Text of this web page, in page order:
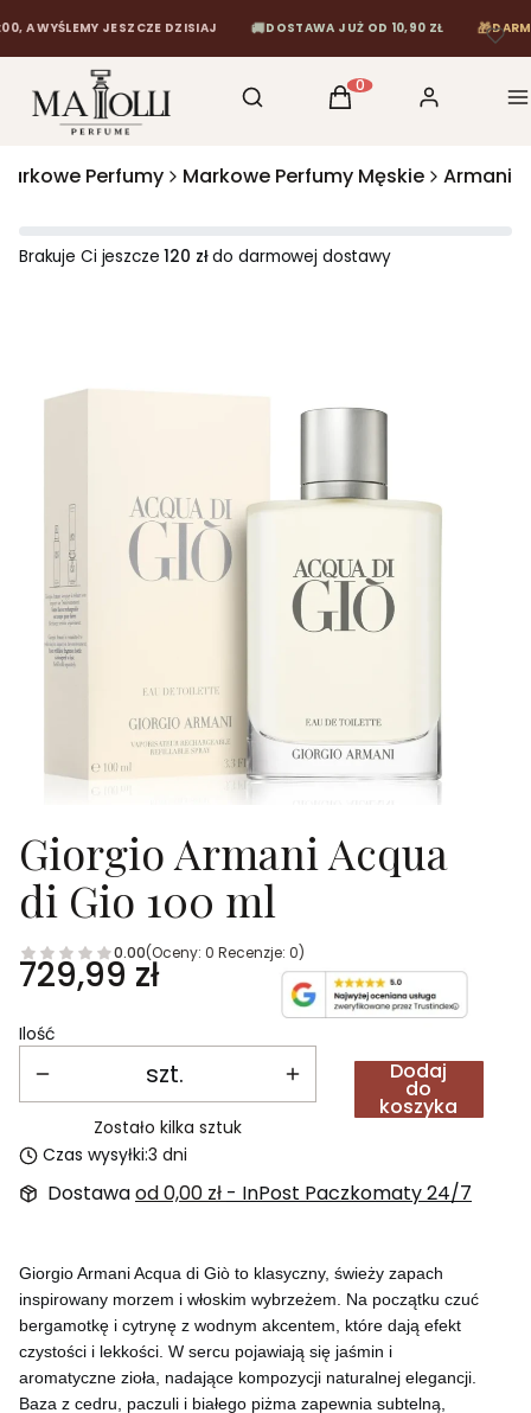
JESZCZE DZISIAJ DOSTAWA JUŻ OD 10,90 ZŁ
Otwórz wyszukiwarkę
Szukaj Produkty w koszyku:
Koszyk Zaloguj się
Perfumy Markowe Perfumy Męskie Armani
Brakuje Ci jeszcze120 złdo darmowej dostawy
Giorgio Armani Acqua
di Gio 100 ml
0.00(Oceny: 0 Recenzje: 0)
Cena
729,99 zł
Ilość
szt.
Zostało kilka sztuk
Dodaj
do
koszyka
Czas wysyłki:3 dni
Dostawaod 0,00 zł - InPost Paczkomaty 24/7
Giorgio Armani Acqua di Giò to klasyczny, świeży zapach
inspirowany morzem i włoskim wybrzeżem. Na początku czuć
bergamotkę i cytrynę z wodnym akcentem, które dają efekt
czystości i lekkości. W sercu pojawiają się jaśmin i
aromatyczne zioła, nadające kompozycji naturalnej elegancji.
Baza z cedru, paczuli i białego piżma zapewnia subtelną,